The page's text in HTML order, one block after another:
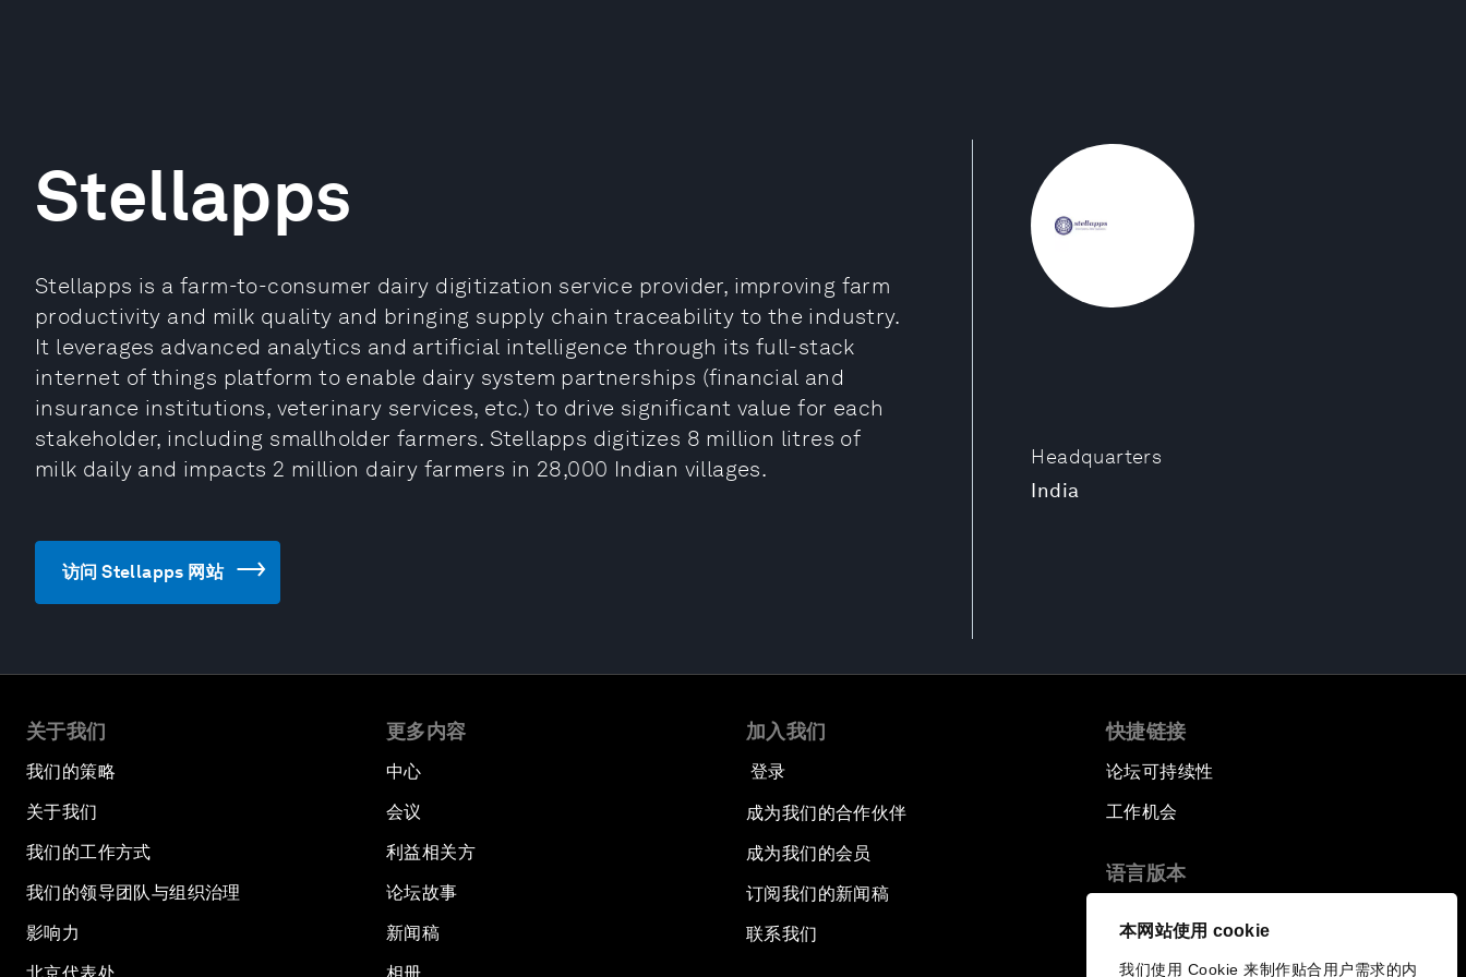
本网站使用 cookie
我们使用 Cookie 来制作贴合用户需求的内
Headquarters
India
Stellapps
Stellapps is a farm-to-consumer dairy digitization service provider, improving farm
productivity and milk quality and bringing supply chain traceability to the industry.
It leverages advanced analytics and artificial intelligence through its full-stack
internet of things platform to enable dairy system partnerships (financial and
insurance institutions, veterinary services, etc.) to drive significant value for each
stakeholder, including smallholder farmers. Stellapps digitizes 8 million litres of
milk daily and impacts 2 million dairy farmers in 28,000 Indian villages.
访问 Stellapps 网站
关于我们
我们的策略
关于我们
我们的工作方式
我们的领导团队与组织治理
影响力
更多内容
中心
会议
利益相关方
论坛故事
新闻稿
加入我们
登录
成为我们的合作伙伴
成为我们的会员
订阅我们的新闻稿
联系我们
快捷链接
论坛可持续性
工作机会
语言版本